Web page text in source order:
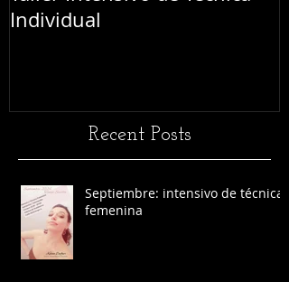
Individual
Recent Posts
Septiembre: intensivo de técnica
femenina